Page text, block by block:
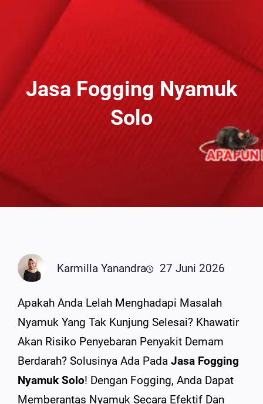
Jasa Fogging Nyamuk
Solo
Karmilla Yanandra 27 Juni 2026
Apakah Anda Lelah Menghadapi Masalah
Nyamuk Yang Tak Kunjung Selesai? Khawatir
Akan Risiko Penyebaran Penyakit Demam
Berdarah? Solusinya Ada Pada Jasa Fogging
Nyamuk Solo! Dengan Fogging, Anda Dapat
Memberantas Nyamuk Secara Efektif Dan